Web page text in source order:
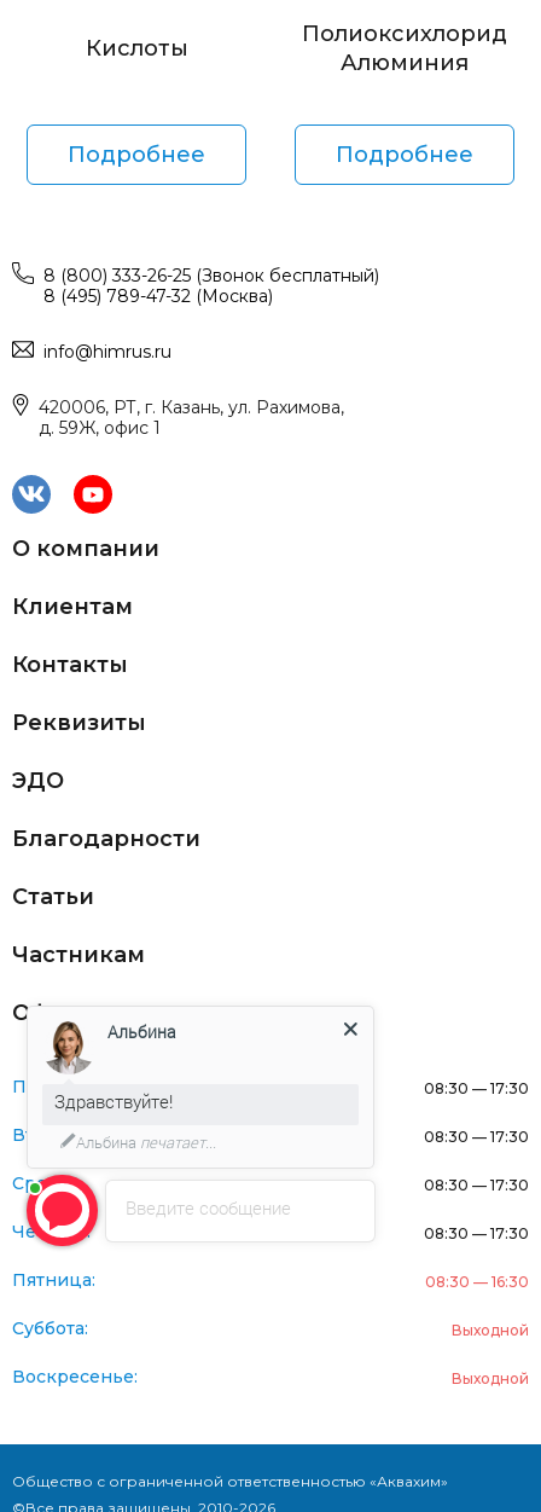
Кислоты
Подробнее
Полиоксихлорид
Алюминия
Подробнее
8 (800) 333-26-25 (Звонок бесплатный)
8 (495) 789-47-32 (Москва)
info@himrus.ru
420006, РТ, г. Казань, ул. Рахимова,
д. 59Ж, офис 1
О компании
Клиентам
Контакты
Реквизиты
ЭДО
Благодарности
Статьи
Частникам
Оферта
Понедельник: 08:30 — 17:30
Вторник: 08:30 — 17:30
Среда: 08:30 — 17:30
Четверг: 08:30 — 17:30
Пятница: 08:30 — 16:30
Суббота: Выходной
Воскресенье: Выходной
Общество с ограниченной ответственностью «Аквахим»
©Все права защищены. 2010-2026
Введите сообщение
Альбина
Здравствуйте!
Альбина печатает...